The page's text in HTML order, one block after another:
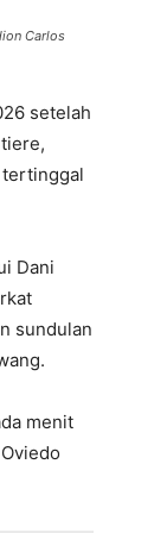
Carlos
setelah
tertinggal
Dani
sundulan
menit